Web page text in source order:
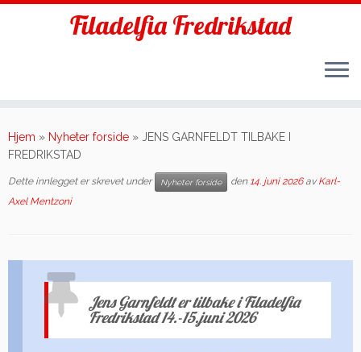
to
content
Filadelfia Fredrikstad
Hjem » Nyheter forside » JENS GARNFELDT TILBAKE I
FREDRIKSTAD
Dette innlegget er skrevet under Nyheter forside den 14. juni 2026 avKarl-
Axel Mentzoni
Jens Garnfeldt er tilbake i Filadelfia
Fredrikstad 14.-15.juni 2026